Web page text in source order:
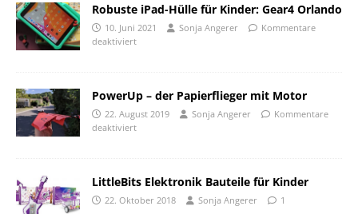
Robuste iPad-Hülle für Kinder: Gear4 Orlando
10. Juni 2021 Sonja Angerer
Kommentare
deaktiviert
PowerUp – der Papierflieger mit Motor
22. August 2019 Sonja Angerer
Kommentare
deaktiviert
LittleBits Elektronik Bauteile für Kinder
22. Oktober 2018 Sonja Angerer 1